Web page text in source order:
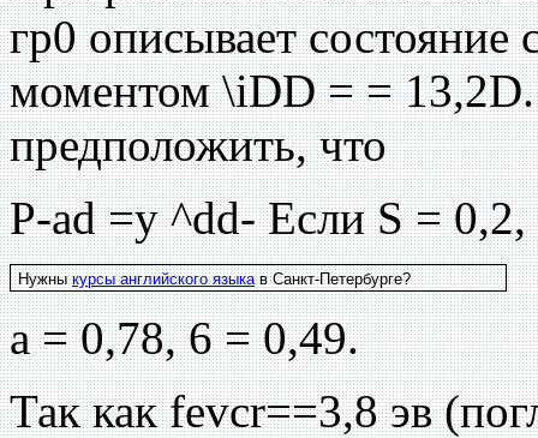
гр0 описывает
моментом \iDD = =
предположить, что
P-ad =у ^dd- Если S =
Нужныкурсы английского языкав Санкт-Петербурге?
а = 0,78, 6 = 0,49.
Так как fevcr==3,8 эв